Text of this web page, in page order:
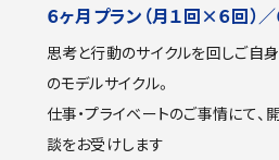
６ヶ月プラン（月１回×６回）
思考と行動のサイクルを回しご自
のモデルサイクル。
仕事・プライベートのご事情にて、
談をお受けします